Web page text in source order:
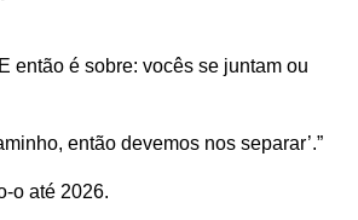
então é sobre: ​​vocês se juntam ou
então devemos nos separar’.”
o até 2026.